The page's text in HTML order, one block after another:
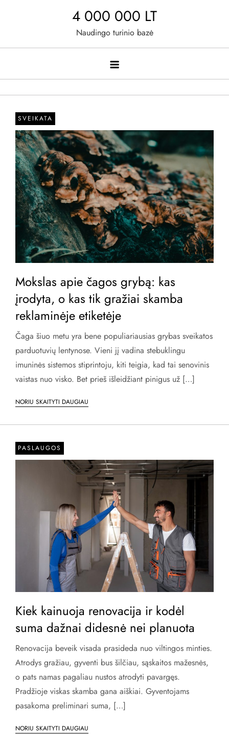
4 000 000 LT
Naudingo turinio bazė
SVEIKATA
Mokslas apie čagos grybą: kas
įrodyta, o kas tik gražiai skamba
reklaminėje etiketėje
Čaga šiuo metu yra bene populiariausias grybas sveikatos
parduotuvių lentynose. Vieni jį vadina stebuklingu
imuninės sistemos stiprintoju, kiti teigia, kad tai senovinis
vaistas nuo visko. Bet prieš išleidžiant pinigus už […]
NORIU SKAITYTI DAUGIAU
PASLAUGOS
Kiek kainuoja renovacija ir kodėl
suma dažnai didesnė nei planuota
Renovacija beveik visada prasideda nuo viltingos minties.
Atrodys gražiau, gyventi bus šilčiau, sąskaitos mažesnės,
o pats namas pagaliau nustos atrodyti pavargęs.
Pradžioje viskas skamba gana aiškiai. Gyventojams
pasakoma preliminari suma, […]
NORIU SKAITYTI DAUGIAU